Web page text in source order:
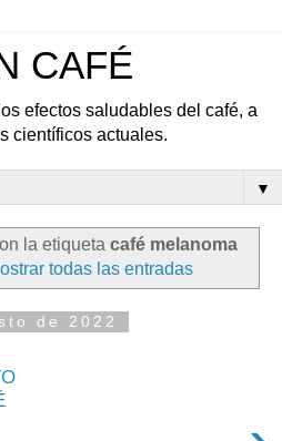
CAFÉ
efectos saludables del café, a
científicos actuales.
▼
la etiqueta café melanoma
todas las entradas
de 2022